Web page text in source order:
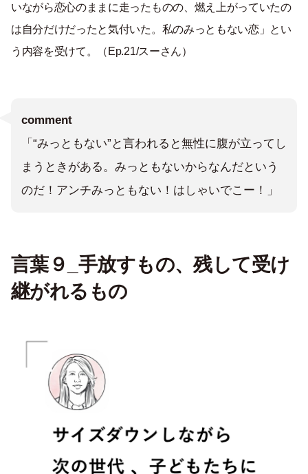
いながら恋心のままに走ったものの、燃え上がっていたの
は自分だけだったと気付いた。私のみっともない恋」とい
う内容を受けて。（Ep.21/スーさん）
comment
「“みっともない”と言われると無性に腹が立ってし
まうときがある。みっともないからなんだという
のだ！アンチみっともない！はしゃいでこー！」
言葉９_手放すもの、残して受け
継がれるもの